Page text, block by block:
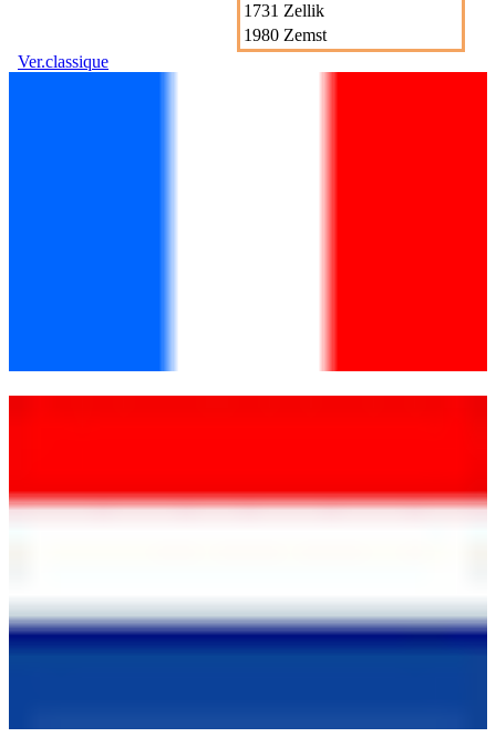
1731 Zellik
1980 Zemst
Ver.classique